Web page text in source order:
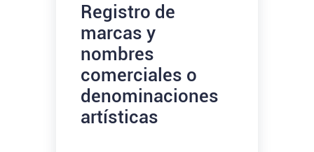
Registro de
marcas y
nombres
comerciales o
denominaciones
artísticas